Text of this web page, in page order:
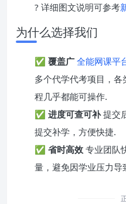
? 详细图文说明可参考
为什么选择我们
✅ 覆盖广 全能网课平
多个代学代考项目，
程几乎都能可操作.
✅ 进度可查可补提交
提交补学，方便快捷.
✅ 省时高效 专业团队
量，避免因学业压力导